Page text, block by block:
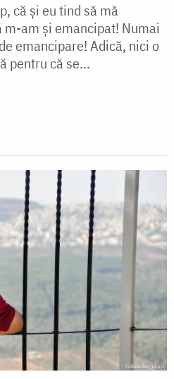
că și eu tind să mă
am și emancipat! Numai
emancipare! Adică, nici o
pentru că se...